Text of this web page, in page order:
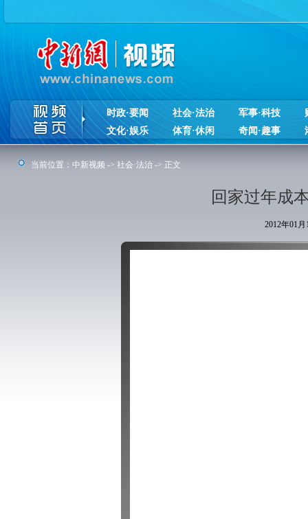
时政·要闻 社会·法治 军事·科技
文化·娱乐
体育·休闲 奇闻·趣事
当前位置： 中新视频 -> 社会·法治 -> 正文
回家过年成
2012年01